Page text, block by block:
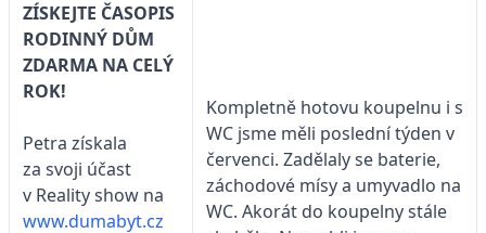
ZÍSKEJTE ČASOPIS
RODINNÝ DŮM
ZDARMA NA CELÝ
ROK!
Petra získala
za svoji účast
v Reality show na
www.dumabyt.cz
Kompletně hotovu koupelnu i s
WC jsme měli poslední týden v
červenci. Zadělaly se baterie,
záchodové mísy a umyvadlo na
WC. Akorát do koupelny stále